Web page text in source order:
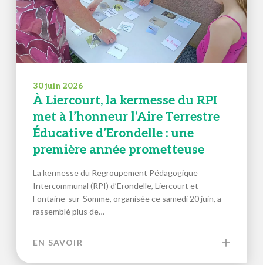
30 juin 2026
À Liercourt, la kermesse du RPI
met à l’honneur l’Aire Terrestre
Éducative d’Erondelle : une
première année prometteuse
La kermesse du Regroupement Pédagogique
Intercommunal (RPI) d’Erondelle, Liercourt et
Fontaine-sur-Somme, organisée ce samedi 20 juin, a
rassemblé plus de…
EN SAVOIR